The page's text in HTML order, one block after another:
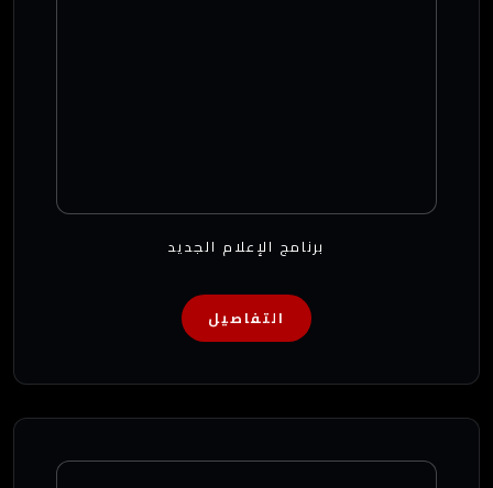
برنامج الإعلام الجديد
التفاصيل